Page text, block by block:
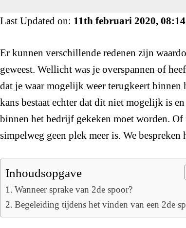
Last Updated on: 11th februari 2020,
Er kunnen verschillende redenen zijn
geweest. Wellicht was je overspannen of
dat je waar mogelijk weer terugkeert
kans bestaat echter dat dit niet mogelijk is
binnen het bedrijf gekeken moet worden. Of
simpelweg geen plek meer is. We
Inhoudsopgave
Wanneer sprake van 2de spoor?
Begeleiding tijdens het vinden van een 2de